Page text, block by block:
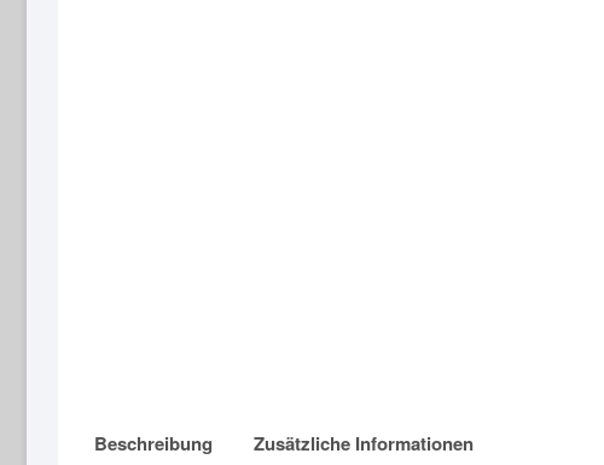
Beschreibung Zusätzliche Informationen